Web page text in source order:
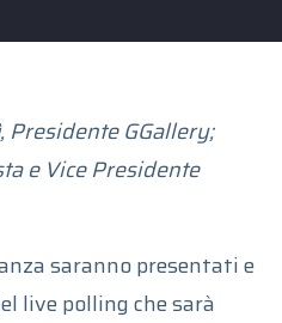
, Presidente GGallery;
e Vice Presidente
saranno presentati e
live polling che sarà